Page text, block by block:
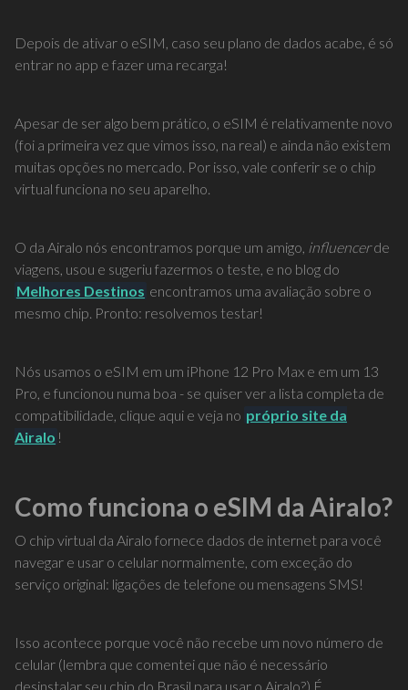
Depois de ativar o eSIM, caso seu plano de dados acabe, é só
entrar no app e fazer uma recarga!
Apesar de ser algo bem prático, o eSIM é relativamente novo
(foi a primeira vez que vimos isso, na real) e ainda não existem
muitas opções no mercado. Por isso, vale conferir se o chip
virtual funciona no seu aparelho.
O da Airalo nós encontramos porque um amigo, influencerde
viagens, usou e sugeriu fazermos o teste, e no blog do
Melhores Destinos encontramos uma avaliação sobre o
mesmo chip. Pronto: resolvemos testar!
Nós usamos o eSIM em um iPhone 12 Pro Max e em um 13
Pro, e funcionou numa boa - se quiser ver a lista completa de
compatibilidade, clique aqui e veja no próprio site da
Airalo !
Como funciona o eSIM da Airalo?
O chip virtual da Airalo fornece dados de internet para você
navegar e usar o celular normalmente, com exceção do
serviço original: ligações de telefone ou mensagens SMS!
Isso acontece porque você não recebe um novo número de
celular (lembra que comentei que não é necessário
desinstalar seu chip do Brasil para usar o Airalo?) É